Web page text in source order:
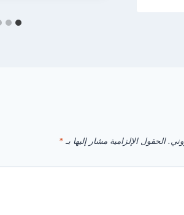
الحقول الإلزامية مشار إليها بـ *